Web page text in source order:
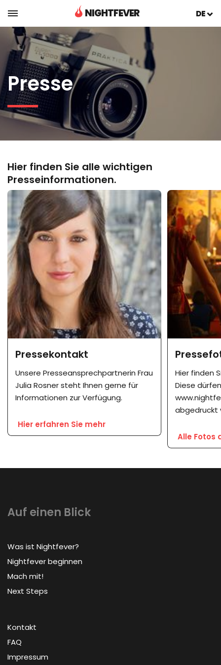
NIGHTFEVER DE
Presse
Hier finden Sie alle wichtigen
Presseinformationen.
Pressekontakt
Unsere Presseansprechpartnerin Frau
Julia Rosner steht Ihnen gerne für
Informationen zur Verfügung.
Hier erfahren Sie mehr
Hier finden
Diese
abgedruckt
Alle Fotos
Auf einen Blick
Was ist Nightfever?
Nightfever beginnen
Mach mit!
Next Steps
Kontakt
FAQ
Impressum